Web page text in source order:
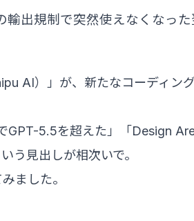
輸出規制で突然使えなくなっ
AI）」が、新たなコーディン
GPT-5.5を超えた」「Design
う見出しが相次いで。
ました。